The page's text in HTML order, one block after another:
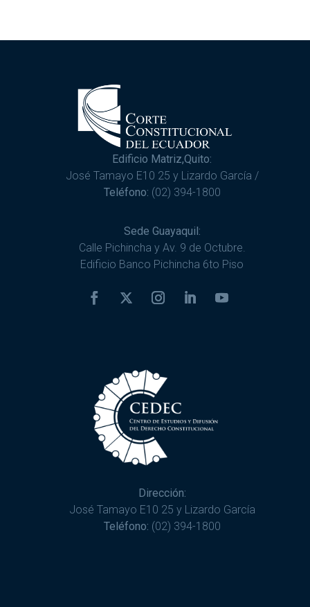
Edificio Matriz,Quito:
José Tamayo E10 25 y Lizardo García /
Teléfono: (02) 394-1800
Sede Guayaquil:
Calle Pichincha y Av. 9 de Octubre.
Edificio Banco Pichincha 6to Piso
Dirección:
José Tamayo E10 25 y Lizardo García
Teléfono: (02) 394-1800